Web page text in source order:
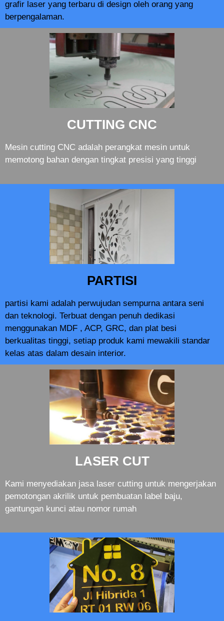
grafir laser yang terbaru di design oleh orang yang
berpengalaman.
CUTTING CNC
Mesin cutting CNC adalah perangkat mesin untuk
memotong bahan dengan tingkat presisi yang tinggi
PARTISI
partisi kami adalah perwujudan sempurna antara seni
dan teknologi. Terbuat dengan penuh dedikasi
menggunakan MDF , ACP, GRC, dan plat besi
berkualitas tinggi, setiap produk kami mewakili standar
kelas atas dalam desain interior.
LASER CUT
Kami menyediakan jasa laser cutting untuk mengerjakan
pemotongan akrilik untuk pembuatan label baju,
gantungan kunci atau nomor rumah